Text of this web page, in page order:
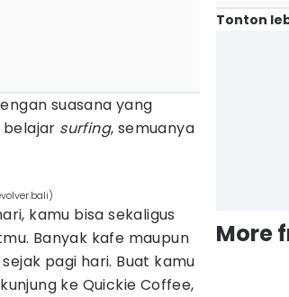
suasana yang
belajar surfing, semuanya
kamu bisa sekaligus
Banyak kafe maupun
pagi hari. Buat kamu
ke Quickie Coffee,
Tonton
More